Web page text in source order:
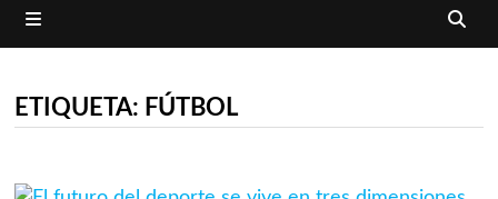
ETIQUETA: FÚTBOL